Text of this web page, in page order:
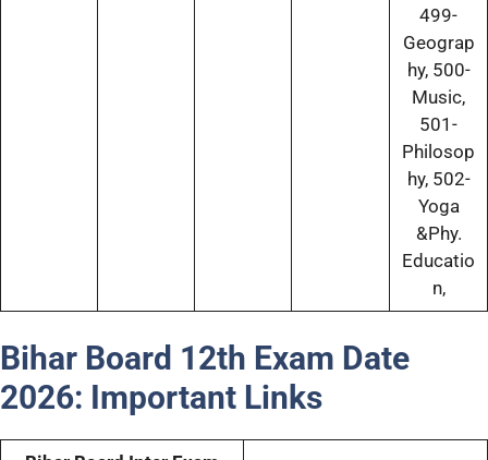
499-
Geograp
hy, 500-
Music,
501-
Philosop
hy, 502-
Yoga
&Phy.
Educatio
n,
Bihar Board 12th Exam Date
2026: Important Links